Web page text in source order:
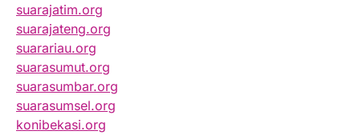
suarajatim.org
suarajateng.org
suarariau.org
suarasumut.org
suarasumbar.org
suarasumsel.org
konibekasi.org